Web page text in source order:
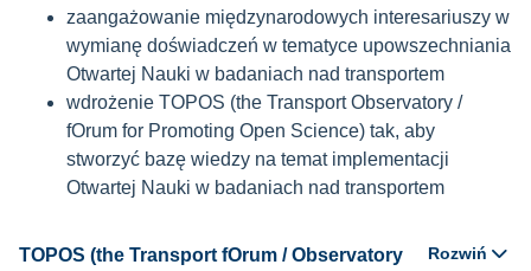
zaangażowanie międzynarodowych interesariuszy w
wymianę doświadczeń w tematyce upowszechniania
Otwartej Nauki w badaniach nad transportem
wdrożenie TOPOS (the Transport Observatory /
fOrum for Promoting Open Science) tak, aby
stworzyć bazę wiedzy na temat implementacji
Otwartej Nauki w badaniach nad transportem
TOPOS (the Transport fOrum / Observatory
Rozwiń